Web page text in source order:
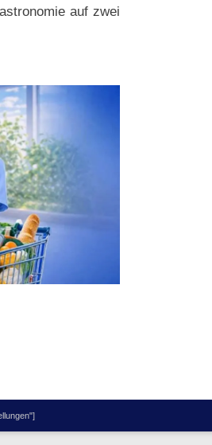
auf zwei